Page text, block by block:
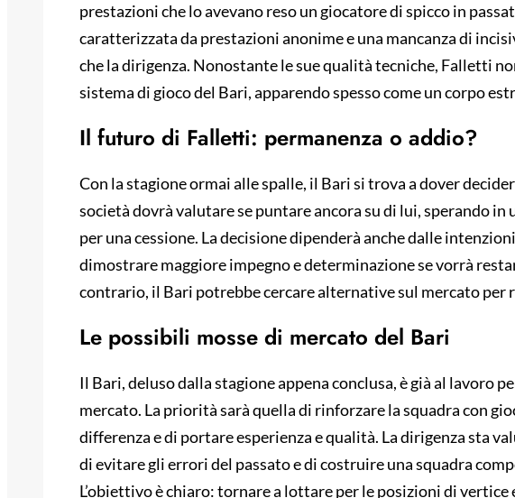
prestazioni che lo avevano reso un giocatore di spicco in
caratterizzata da prestazioni anonime e una mancanza di
che la dirigenza. Nonostante le sue qualità tecniche, Falletti
sistema di gioco del Bari, apparendo spesso come un corpo
Il futuro di Falletti: permanenza o addio?
Con la stagione ormai alle spalle, il Bari si trova a dover
società dovrà valutare se puntare ancora su di lui, sperando in
per una cessione. La decisione dipenderà anche dalle
dimostrare maggiore impegno e determinazione se vorrà
contrario, il Bari potrebbe cercare alternative sul mercato
Le possibili mosse di mercato del Bari
Il Bari, deluso dalla stagione appena conclusa, è già al lavoro
mercato. La priorità sarà quella di rinforzare la squadra con
differenza e di portare esperienza e qualità. La dirigenza sta
di evitare gli errori del passato e di costruire una squadra
L’obiettivo è chiaro: tornare a lottare per le posizioni di